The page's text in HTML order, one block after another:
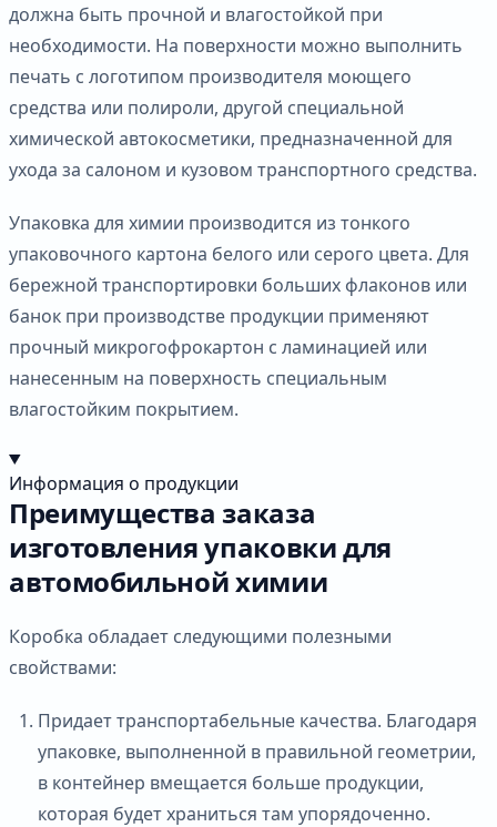
должна быть прочной и влагостойкой при
необходимости. На поверхности можно выполнить
печать с логотипом производителя моющего
средства или полироли, другой специальной
химической автокосметики, предназначенной для
ухода за салоном и кузовом транспортного средства.
Упаковка для химии производится из тонкого
упаковочного картона белого или серого цвета. Для
бережной транспортировки больших флаконов или
банок при производстве продукции применяют
прочный микрогофрокартон с ламинацией или
нанесенным на поверхность специальным
влагостойким покрытием.
Информация о продукции
Преимущества заказа
изготовления упаковки для
автомобильной химии
Коробка обладает следующими полезными
свойствами:
Придает транспортабельные качества. Благодаря
упаковке, выполненной в правильной геометрии,
в контейнер вмещается больше продукции,
которая будет храниться там упорядоченно.